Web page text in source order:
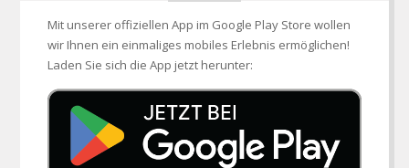
Mit unserer offiziellen App im Google Play Store wollen
wir Ihnen ein einmaliges mobiles Erlebnis ermöglichen!
Laden Sie sich die App jetzt herunter: